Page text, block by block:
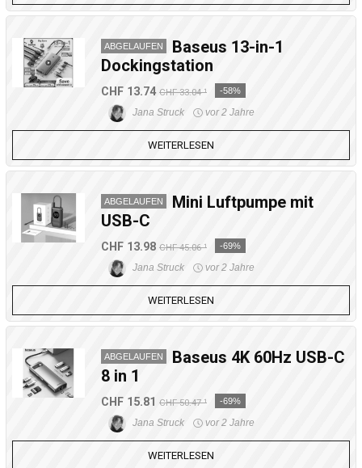
ABGELAUFEN
Baseus 13-in-1
Dockingstation
CHF 13.74 CHF 33.04 ¹ -58%
Jana Struck vor 2 Jahre
WEITERLESEN
ABGELAUFEN
Mini Luftpumpe mit
USB-C
CHF 13.98 CHF 45.06 ¹ -69%
Jana Struck vor 2 Jahre
WEITERLESEN
ABGELAUFEN
Baseus 4K 60Hz USB-C
8 in 1
CHF 15.81 CHF 50.47 ¹ -69%
Jana Struck vor 2 Jahre
WEITERLESEN